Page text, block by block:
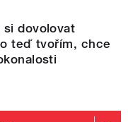
si dovolovat
teď tvořím, chce